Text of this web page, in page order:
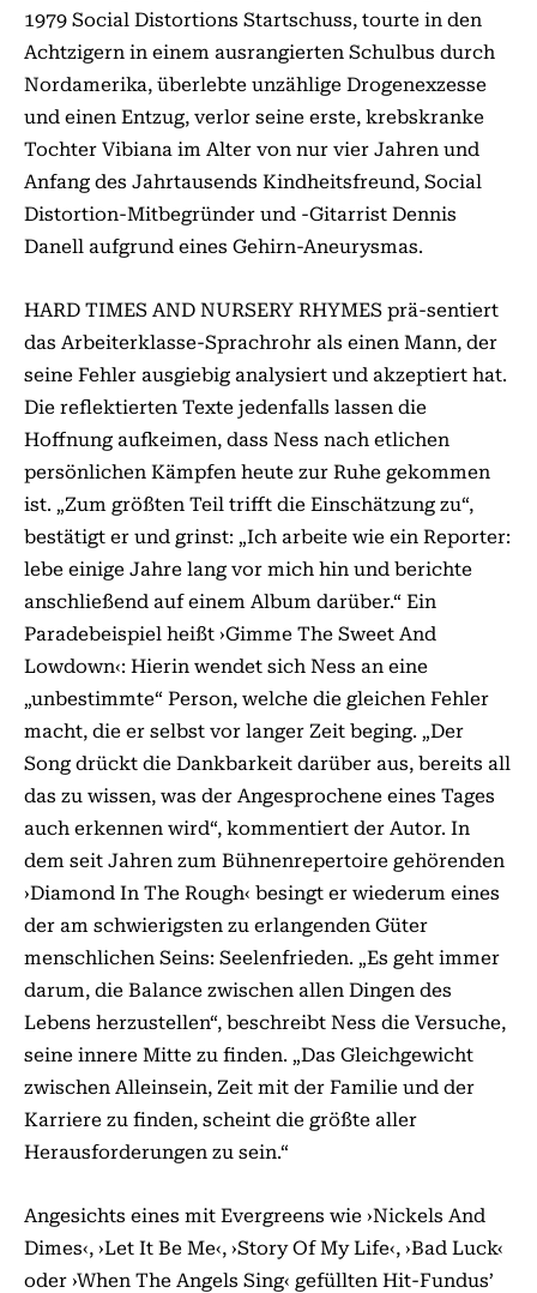
1979 Social Distortions Startschuss, tourte in den
Achtzigern in einem ausrangierten Schulbus durch
Nordamerika, überlebte unzählige Drogenexzesse
und einen Entzug, verlor seine erste, krebskranke
Tochter Vibiana im Alter von nur vier Jahren und
Anfang des Jahrtausends Kindheitsfreund, Social
Distortion-Mitbegründer und -Gitarrist Dennis
Danell aufgrund eines Gehirn-Aneurysmas.
HARD TIMES AND NURSERY RHYMES prä-sentiert
das Arbeiterklasse-Sprachrohr als einen Mann, der
seine Fehler ausgiebig analysiert und akzeptiert hat.
Die reflektierten Texte jedenfalls lassen die
Hoffnung aufkeimen, dass Ness nach etlichen
persönlichen Kämpfen heute zur Ruhe gekommen
ist. „Zum größten Teil trifft die Einschätzung zu“,
bestätigt er und grinst: „Ich arbeite wie ein Reporter:
lebe einige Jahre lang vor mich hin und berichte
anschließend auf einem Album darüber.“ Ein
Paradebeispiel heißt ›Gimme The Sweet And
Lowdown‹: Hierin wendet sich Ness an eine
„unbestimmte“ Person, welche die gleichen Fehler
macht, die er selbst vor langer Zeit beging. „Der
Song drückt die Dankbarkeit darüber aus, bereits all
das zu wissen, was der Angesprochene eines Tages
auch erkennen wird“, kommentiert der Autor. In
dem seit Jahren zum Bühnenrepertoire gehörenden
›Diamond In The Rough‹ besingt er wiederum eines
der am schwierigsten zu erlangenden Güter
menschlichen Seins: Seelenfrieden. „Es geht immer
darum, die Balance zwischen allen Dingen des
Lebens herzustellen“, beschreibt Ness die Versuche,
seine innere Mitte zu finden. „Das Gleichgewicht
zwischen Alleinsein, Zeit mit der Familie und der
Karriere zu finden, scheint die größte aller
Herausforderungen zu sein.“
Angesichts eines mit Evergreens wie ›Nickels And
Dimes‹, ›Let It Be Me‹, ›Story Of My Life‹, ›Bad Luck‹
oder ›When The Angels Sing‹ gefüllten Hit-Fundus’